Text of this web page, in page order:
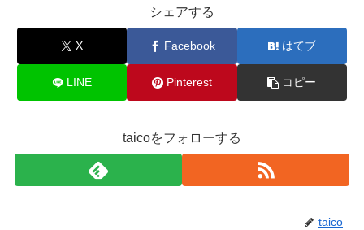
シェアする
X Facebook はてブ
LINE Pinterest コピー
taicoをフォローする
taico